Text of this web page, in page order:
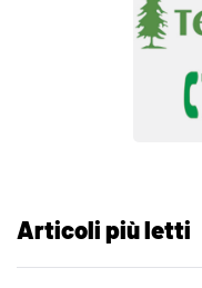
Articoli più letti